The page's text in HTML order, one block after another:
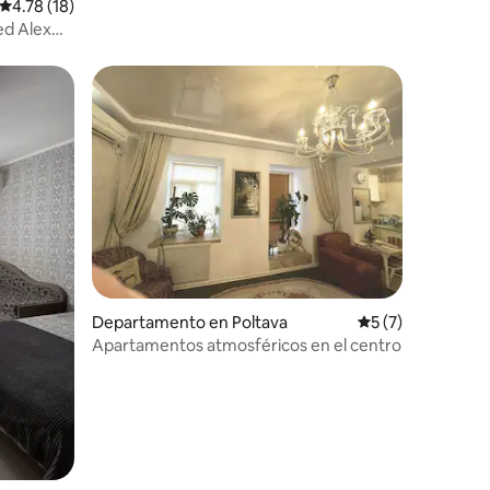
Calificación promedio: 4.78 de 5; 18 evaluaciones
4.78 (18)
Alex
Departamento en Poltava Calificación
5 (7)
Apartamentos atmosféricos en el centro